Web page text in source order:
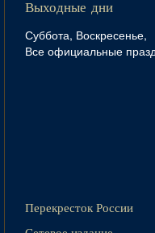
Выходные дни
Суббота, Воскресенье,
Все официальные
Перекресток России